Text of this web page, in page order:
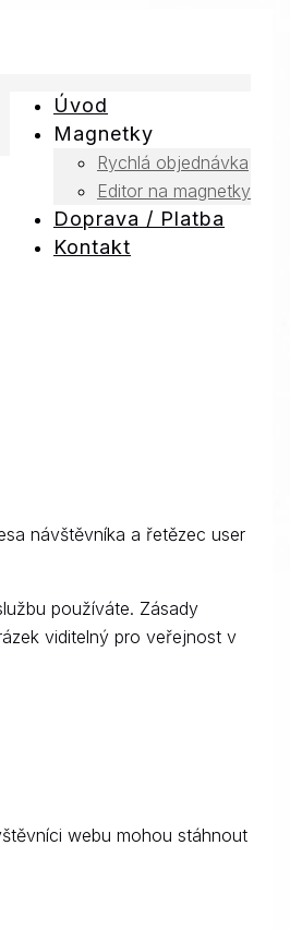
Úvod
Magnetky
Rychlá objednávka
Editor na magnetky
Doprava / Platba
Kontakt
návštěvníka a řetězec user
používáte. Zásady
viditelný pro veřejnost v
webu mohou stáhnout